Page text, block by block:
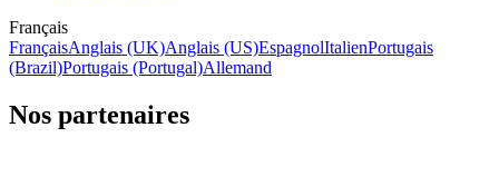
Français
FrançaisAnglais (UK)Anglais (US)EspagnolItalienPortugais
(Brazil)Portugais (Portugal)Allemand
Nos partenaires